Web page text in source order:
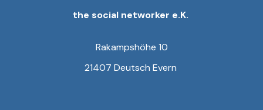
the social networker e.K.
Rakampshöhe 10
21407 Deutsch Evern